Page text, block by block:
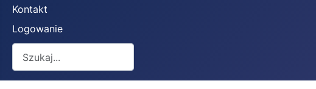
Kontakt
Logowanie